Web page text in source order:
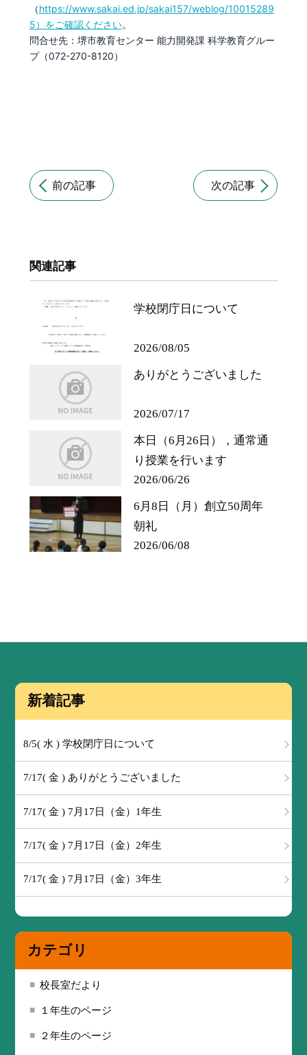
（https://www.sakai.ed.jp/sakai157/weblog/10015289
5）をご確認ください。
問合せ先：堺市教育センター 能力開発課 科学教育グルー
プ（072-270-8120）
前の記事 次の記事
関連記事
学校閉庁日について
2026/08/05
ありがとうございました
2026/07/17
本日（6月26日），通常通
り授業を行います
2026/06/26
6月8日（月）創立50周年
朝礼
2026/06/08
新着記事
8/5( 水 ) 学校閉庁日について
7/17( 金 ) ありがとうございました
7/17( 金 ) 7月17日（金）1年生
7/17( 金 ) 7月17日（金）2年生
7/17( 金 ) 7月17日（金）3年生
カテゴリ
校長室だより
１年生のページ
２年生のページ